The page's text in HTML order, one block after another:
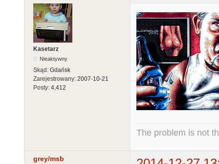
Kasetarz
Nieaktywny
Skąd: Gdańsk
Zarejestrowany: 2007-10-21
Posty: 4,412
The problem is not
grey/msb